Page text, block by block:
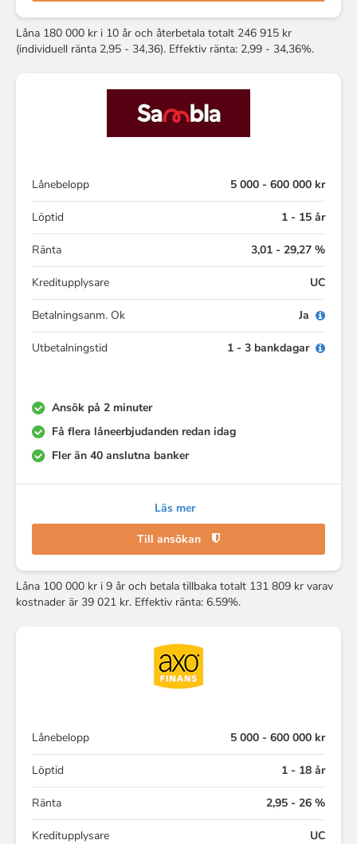
Låna 180 000 kr i 10 år och återbetala totalt 246 915 kr
(individuell ränta 2,95 - 34,36). Effektiv ränta: 2,99 - 34,36%.
Lånebelopp 5 000 - 600 000 kr
Löptid 1 - 15 år
Ränta 3,01 - 29,27 %
Kreditupplysare UC
Betalningsanm. Ok Ja
Utbetalningstid 1 - 3 bankdagar
Ansök på 2 minuter
Få flera låneerbjudanden redan idag
Fler än 40 anslutna banker
Läs mer
Till ansökan
Låna 100 000 kr i 9 år och betala tillbaka totalt 131 809 kr varav
kostnader är 39 021 kr. Effektiv ränta: 6.59%.
Lånebelopp 5 000 - 600 000 kr
Löptid 1 - 18 år
Ränta 2,95 - 26 %
Kreditupplysare UC